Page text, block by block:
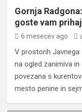
Gornja
goste vam
6 mesecev ago
V prostorih Javnega
na ogled zanimiva
povezana s
mesto penine in